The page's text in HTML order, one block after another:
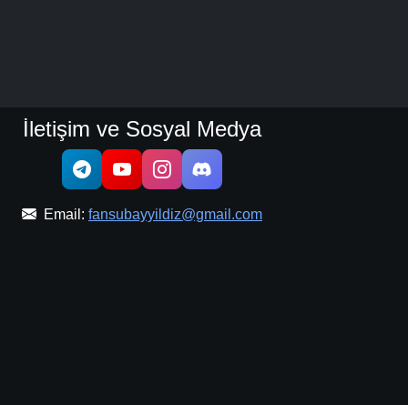
İletişim ve Sosyal Medya
Email: fansubayyildiz@gmail.com